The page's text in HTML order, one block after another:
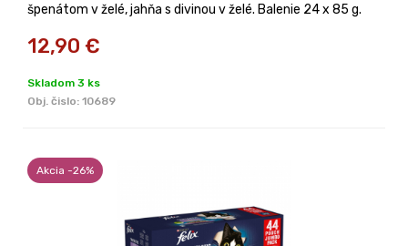
špenátom v želé, jahňa s divinou v želé. Balenie 24 x 85 g.
12,90 €
Skladom 3 ks
Obj. čislo: 10689
Akcia -26%